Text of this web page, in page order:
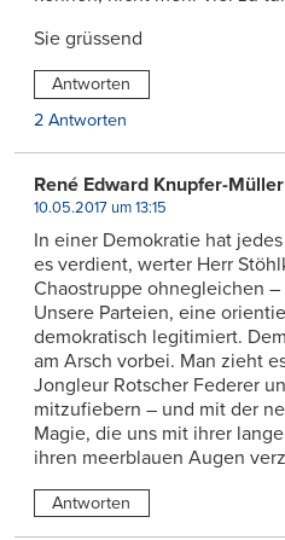
Sie grüssend
Antworten
2 Antworten
René Edward Knupfer-Müller
10.05.2017 um 13:15
In einer Demokratie hat
es verdient, werter Herr
Chaostruppe ohnegleichen
Unsere Parteien, eine
demokratisch legitimiert.
am Arsch vorbei. Man zieht
Jongleur Rotscher Federer
mitzufiebern – und mit der
Magie, die uns mit ihrer
ihren meerblauen Augen
Antworten